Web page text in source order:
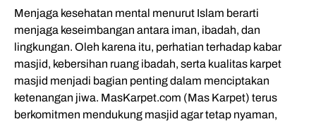
Menjaga kesehatan mental menurut Islam berarti
menjaga keseimbangan antara iman, ibadah, dan
lingkungan. Oleh karena itu, perhatian terhadap kabar
masjid, kebersihan ruang ibadah, serta kualitas karpet
masjid menjadi bagian penting dalam menciptakan
ketenangan jiwa. MasKarpet.com (Mas Karpet) terus
berkomitmen mendukung masjid agar tetap nyaman,